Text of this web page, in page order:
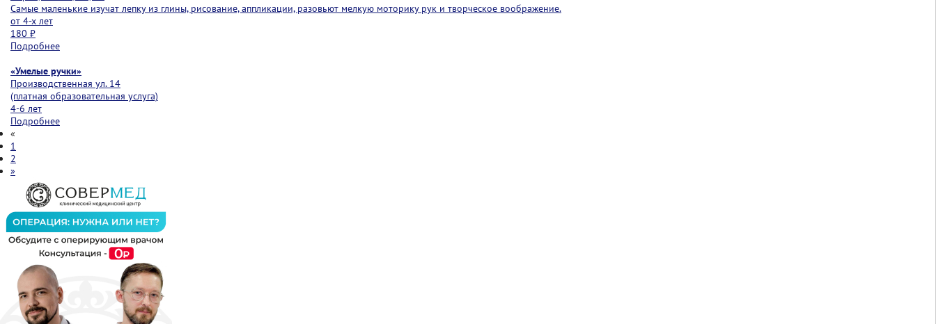
Самые маленькие изучат лепку из глины, рисование, аппликации, разовьют мелкую моторику рук и творческое воображение.
от 4-х лет
180 ₽
Подробнее
«Умелые ручки»
Производственная ул. 14
(платная образовательная услуга)
4-6 лет
Подробнее
«
1
2
»